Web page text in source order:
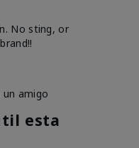
No sting, or
un amigo
esta